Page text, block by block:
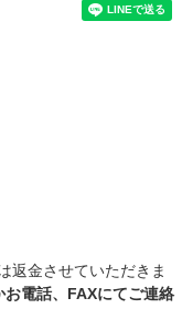
返金させていただきま
電話、FAXにてご連絡